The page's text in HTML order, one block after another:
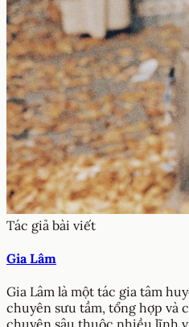
Tác giả bài viết
Gia Lâm
Gia Lâm là một tác gia tâm
chuyên sưu tầm, tổng hợp và